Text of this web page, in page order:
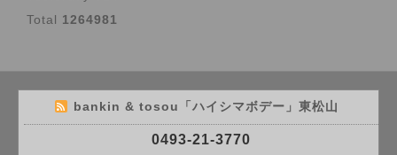
Total 1264981
bankin & tosou「ハイシマボデー」東松山
0493-21-3770